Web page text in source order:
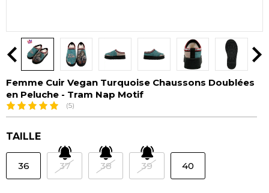
Femme Cuir Vegan Turquoise Chaussons Doublées
en Peluche - Tram Nap Motif
(5)
TAILLE
36 37 38 39 40